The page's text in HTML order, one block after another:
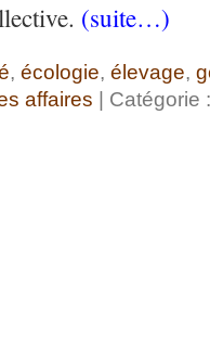
(suite…)
, écologie, élevage,
affaires | Catégorie